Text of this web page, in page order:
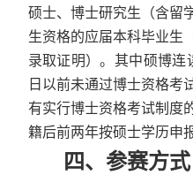
硕士、博士研究生（含留
生资格的应届本科毕业生
录取证明）。其中硕博连
日以前未通过博士资格考
有实行博士资格考试制度
籍后前两年按硕士学历申
四、 参赛方式